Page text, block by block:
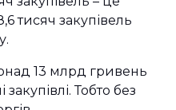
тисяч закупівель
13 млрд гривень
Тобто без